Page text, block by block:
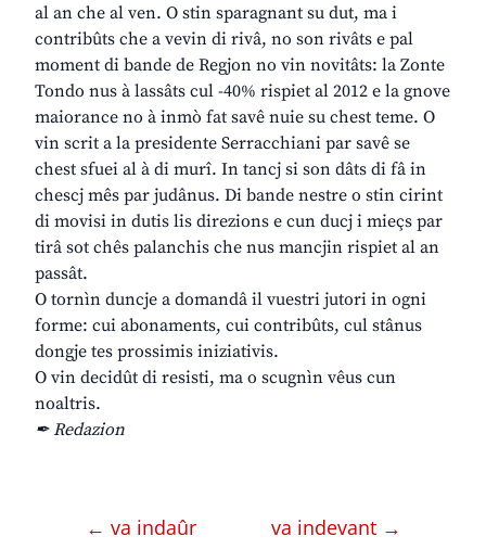
al an che al ven. O stin sparagnant su dut, ma i
contribûts che a vevin di rivâ, no son rivâts e pal
moment di bande de Regjon no vin novitâts: la Zonte
Tondo nus à lassâts cul -40% rispiet al 2012 e la gnove
maiorance no à inmò fat savê nuie su chest teme. O
vin scrit a la presidente Serracchiani par savê se
chest sfuei al à di murî. In tancj si son dâts di fâ in
chescj mês par judânus. Di bande nestre o stin cirint
di movisi in dutis lis direzions e cun ducj i mieçs par
tirâ sot chês palanchis che nus mancjin rispiet al an
passât.
O tornìn duncje a domandâ il vuestri jutori in ogni
forme: cui abonaments, cui contribûts, cul stânus
dongje tes prossimis iniziativis.
O vin decidût di resisti, ma o scugnìn vêus cun
noaltris.
✒ Redazion
← va indaûr va indevant →